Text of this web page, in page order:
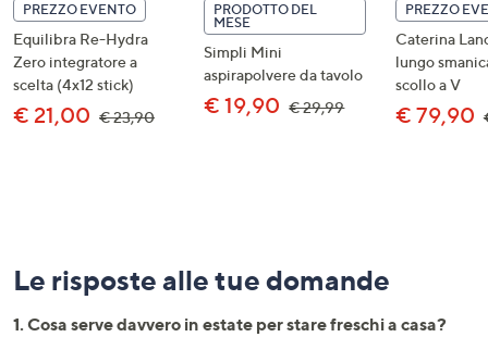
PREZZO EVENTO
Equilibra Re-Hydra
Zero integratore a
scelta (4x12 stick)
€ 21,00 € 23,90,
PRODOTTO DEL
MESE
Simpli Mini
aspirapolvere da tavolo
€ 19,90 € 29,99,
PREZZO
Caterina
lungo
scollo a V
€ 79,90
Le risposte alle tue domande
1. Cosa serve davvero in estate per stare freschi a casa?